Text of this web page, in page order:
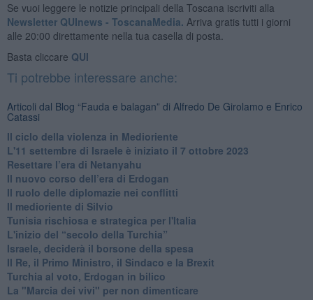
Se vuoi leggere le notizie principali della Toscana iscriviti alla
Newsletter QUInews - ToscanaMedia. Arriva gratis tutti i giorni
alle 20:00 direttamente nella tua casella di posta.
Basta cliccare QUI
Ti potrebbe interessare anche:
Articoli dal Blog “Fauda e balagan” di Alfredo De Girolamo e Enrico
Catassi
Il ciclo della violenza in Medioriente
L'11 settembre di Israele è iniziato il 7 ottobre 2023
Resettare l’era di Netanyahu
​Il nuovo corso dell’era di Erdogan
Il ruolo delle diplomazie nei conflitti
Il medioriente di Silvio
Tunisia rischiosa e strategica per l'Italia
L'inizio del “secolo della Turchia”
Israele, deciderà il borsone della spesa
Il Re, il Primo Ministro, il Sindaco e la Brexit
Turchia al voto, Erdogan in bilico
La "Marcia dei vivi" per non dimenticare